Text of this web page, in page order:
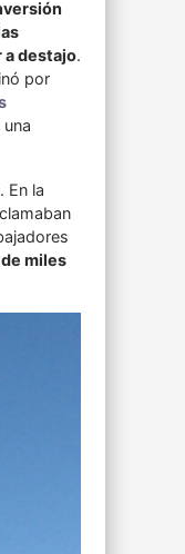
a destajo.
por
. En la
miles